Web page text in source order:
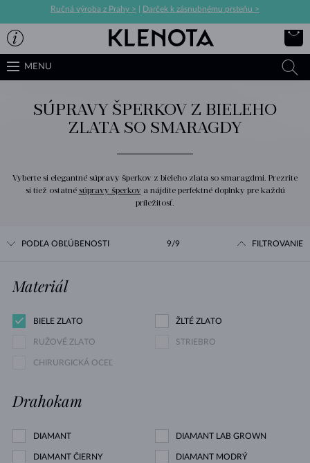
Ručná výroba z Prahy > Darček k zásnubnému prsteňu >
MENU
SÚPRAVY ŠPERKOV Z BIELEHO
ZLATA SO SMARAGDY
Vyberte si elegantné súpravy šperkov z bieleho zlata so smaragdmi. Prezrite
si tiež ostatné súpravy šperkov a nájdite perfektné doplnky pre každú
príležitosť.
PODĽA OBĽÚBENOSTI 9/9 FILTROVANIE
Materiál
BIELE ZLATO ŽLTÉ ZLATO
RUŽOVÉ ZLATO STRIEBRO
CHIRURGICKÁ OCEĽ
Drahokam
DIAMANT DIAMANT LAB GROWN
DIAMANT ČIERNY DIAMANT MODRÝ